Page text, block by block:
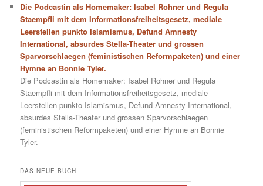
Die Podcastin als Homemaker: Isabel Rohner und Regula
Staempfli mit dem Informationsfreiheitsgesetz, mediale
Leerstellen punkto Islamismus, Defund Amnesty
International, absurdes Stella-Theater und grossen
Sparvorschlaegen (feministischen Reformpaketen) und einer
Hymne an Bonnie Tyler.
Die Podcastin als Homemaker: Isabel Rohner und Regula
Staempfli mit dem Informationsfreiheitsgesetz, mediale
Leerstellen punkto Islamismus, Defund Amnesty International,
absurdes Stella-Theater und grossen Sparvorschlaegen
(feministischen Reformpaketen) und einer Hymne an Bonnie
Tyler.
DAS NEUE BUCH